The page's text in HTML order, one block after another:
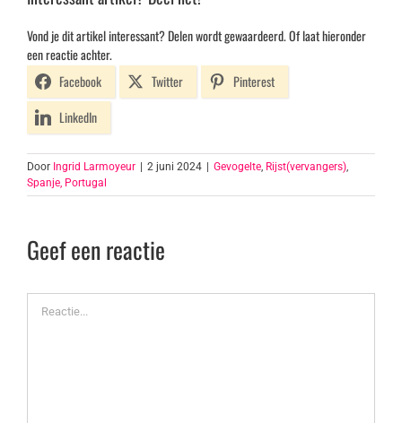
Vond je dit artikel interessant? Delen wordt gewaardeerd. Of laat hieronder
een reactie achter.
Facebook
Twitter
Pinterest
LinkedIn
Door Ingrid Larmoyeur 2 juni 2024 Gevogelte, Rijst(vervangers),
Spanje, Portugal
Geef een reactie